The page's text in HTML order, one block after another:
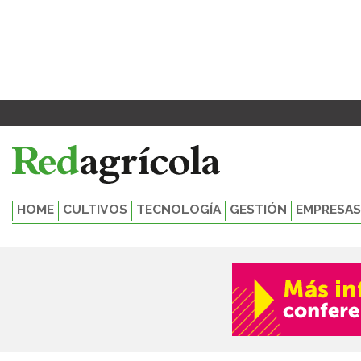
HOME CULTIVOS TECNOLOGÍA GESTIÓN EMPRESAS